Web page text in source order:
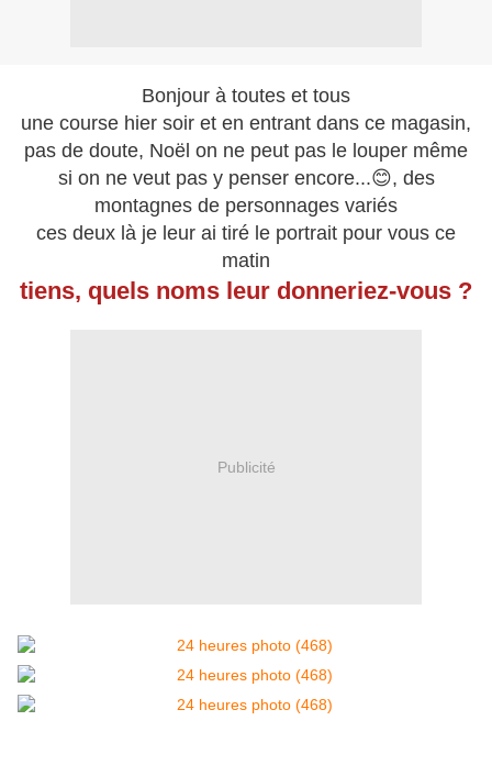
Bonjour à toutes et tous
une course hier soir et en entrant dans ce magasin,
pas de doute, Noël on ne peut pas le louper même
si on ne veut pas y penser encore...😊, des
montagnes de personnages variés
ces deux là je leur ai tiré le portrait pour vous ce
matin
tiens, quels noms leur donneriez-vous ?
Publicité